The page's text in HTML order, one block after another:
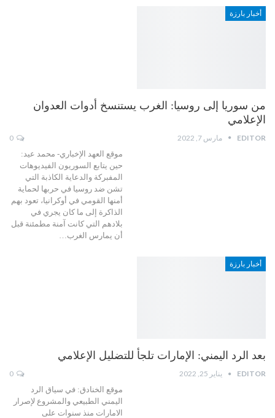
أخبار بارزة
من سوريا إلى روسيا: الغرب يستنسخ أدوات العدوان
الإعلامي
EDITOR مارس 7, 2022
موقع العهد الإخباري- محمد عيد:
حين يتابع السوريون الفيديوهات
المفبركة والدعاية الكاذبة التي
تشن ضد روسيا في حربها لحماية
أمنها القومي في أوكرانيا، تعود بهم
الذاكرة إلى ما كان يجري في
بلادهم التي كانت آمنة مطمئنة قبل
أن يمارس الغرب…
أخبار بارزة
بعد الرد اليمني: الإمارات تلجأ للتضليل الإعلامي
EDITOR يناير 25, 2022
موقع الخنادق: في سياق الرد
اليمني الطبيعي والمشروع لإصرار
الامارات منذ سنوات على